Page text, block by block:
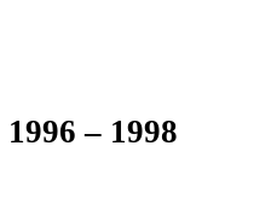
1996 – 1998